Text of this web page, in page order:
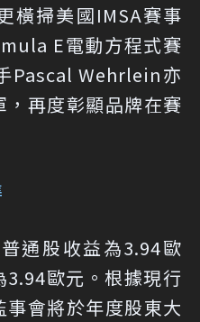
橫掃美國IMSA賽事
E電動方程式賽
Pascal Wehrlein亦
再度彰顯品牌在賽
通股收益為3.94歐
歐元。根據現行
會將於年度股東大